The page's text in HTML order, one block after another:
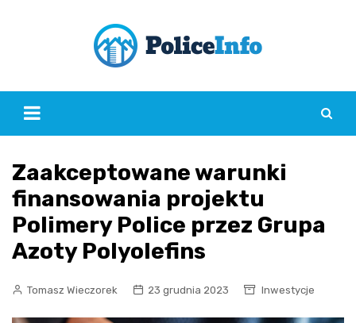
Zaakceptowane warunki
finansowania projektu
Polimery Police przez Grupa
Azoty Polyolefins
Tomasz Wieczorek 23 grudnia 2023 Inwestycje